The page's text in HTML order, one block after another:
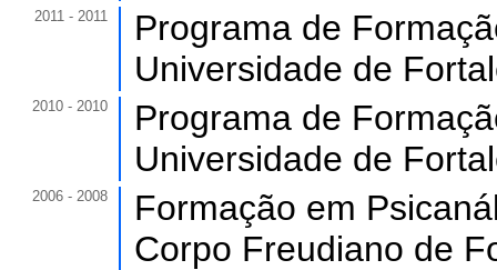
2011 - 2011
Programa de
Universidade de
2010 - 2010
Programa de
Universidade de
2006 - 2008
Formação em
Corpo Freudiano de